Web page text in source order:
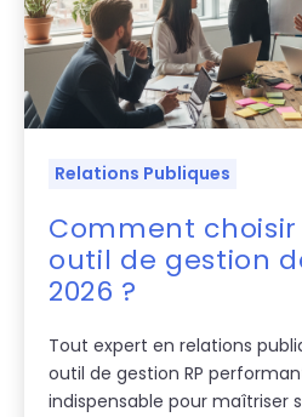
Relations Publiques
Comment
outil de gestion
2026 ?
Tout expert en relations
outil de gestion RP
indispensable pour maîtriser